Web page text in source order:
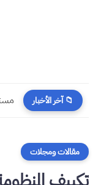
📁 آخر الأخبار
مقالات ومجلات